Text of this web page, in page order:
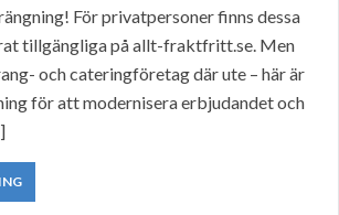
För privatpersoner finns dessa
tillgängliga på allt-fraktfritt.se. Men
och cateringföretag där ute – här är
för att modernisera erbjudandet och